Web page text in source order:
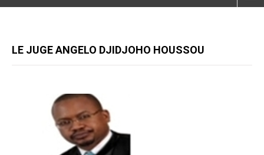
LE JUGE ANGELO DJIDJOHO HOUSSOU